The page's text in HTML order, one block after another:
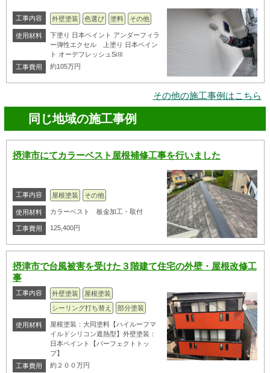
工事内容 外壁塗装 色選び 塗料 その他
使用材料
下塗り 日本ペイント アンダーフィラ
ー弾性エクセル 上塗り 日本ペイン
ト オーデフレッシュSiⅢ
工事費用
約105万円
その他の施工事例はこちら
同じ地域の施工事例
摂津市にてカラーベスト屋根補修工事を行いました
工事内容 屋根塗装 その他
使用材料 カラーベスト 板金加工・取付
工事費用 125,400円
摂津市で台風被害を受けた３階建て住宅の外壁・屋根改修工
事
工事内容 外壁塗装
屋根塗装
シーリング打ち替え
部分塗装
使用材料
屋根塗装：大同塗料【ハイルーフマ
イルドシリコン遮熱型】外壁塗装：
日本ペイント【パーフェクトトッ
プ】
工事費用
約２００万円